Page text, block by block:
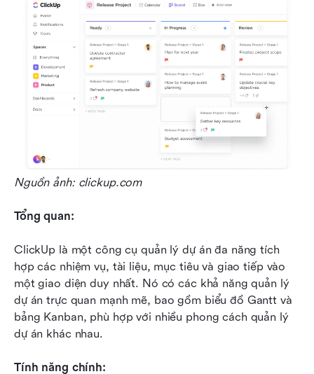
Nguồn ảnh: clickup.com
Tổng quan:
ClickUp là một công cụ quản lý dự án đa năng tích
hợp các nhiệm vụ, tài liệu, mục tiêu và giao tiếp vào
một giao diện duy nhất. Nó có các khả năng quản lý
dự án trực quan mạnh mẽ, bao gồm biểu đồ Gantt và
bảng Kanban, phù hợp với nhiều phong cách quản lý
dự án khác nhau.
Tính năng chính: